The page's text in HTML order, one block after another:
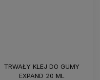
TRWAŁY KLEJ DO GUMY
EXPAND 20 ML